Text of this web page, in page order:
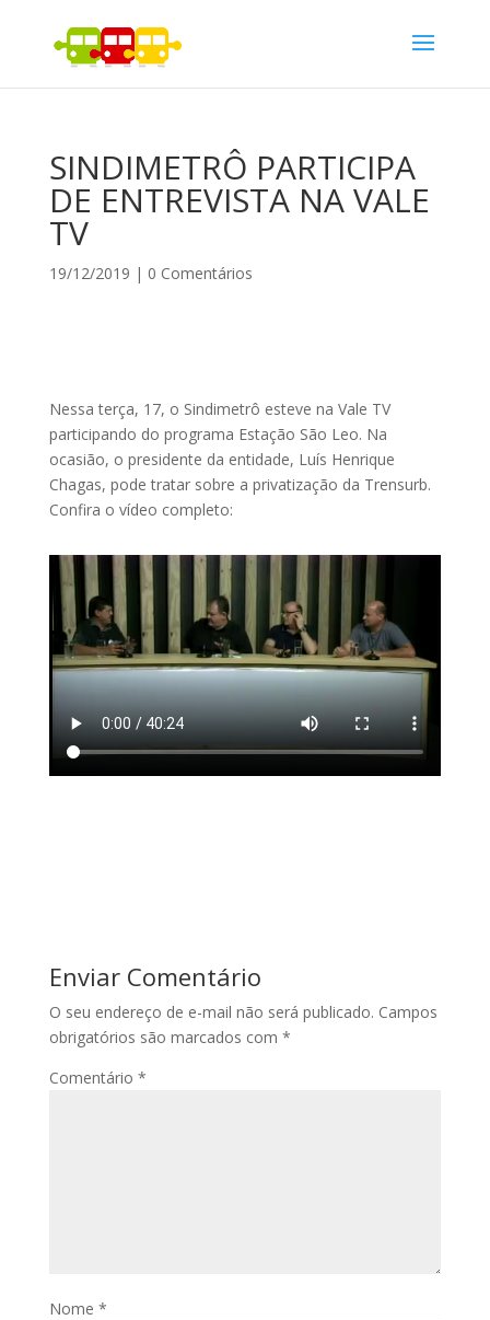
SINDIMETRÔ PARTICIPA
DE ENTREVISTA NA VALE
TV
19/12/2019 | 0 Comentários
Nessa terça, 17, o Sindimetrô esteve na Vale TV
participando do programa Estação São Leo. Na
ocasião, o presidente da entidade, Luís Henrique
Chagas, pode tratar sobre a privatização da Trensurb.
Confira o vídeo completo:
Enviar Comentário
O seu endereço de e-mail não será publicado. Campos
obrigatórios são marcados com *
Comentário *
Nome *